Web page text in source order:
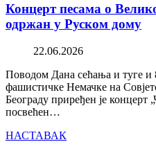
Концерт песама о
одржан у Руском дому
22.06.2026
Поводом Дана сећања и туге
фашистичке Немачке на
Београду приређен је концерт
посвећен…
НАСТАВАК